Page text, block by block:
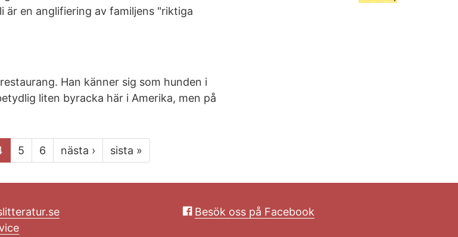
är en anglifiering av familjens "riktiga
Han känner sig som hunden i
liten byracka här i Amerika, men på
5 6 nästa › sista »
Besök oss på Facebook